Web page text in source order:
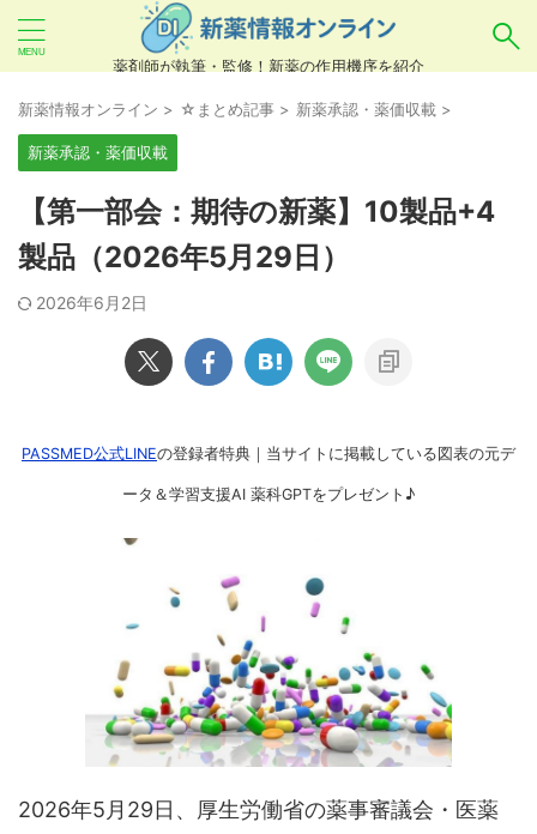
薬剤師が執筆・監修！新薬の作用機序を紹介
あいまい検索（例：ひらがな、誤字）には対応し
ていませんので、製品名・一般名・キーワードな
どをカタカナでご入力ください。
良い例：テセントリク
悪い例：てせんとりく テセンタリク
新薬情報オンライン > ☆まとめ記事 > 新薬承認・薬価収載 >
新薬承認・薬価収載
【第一部会：期待の新薬】10製品+4
製品（2026年5月29日）
2026年6月2日
PASSMED公式LINEの登録者特典｜当サイトに掲載している図表の元デ
ータ＆学習支援AI 薬科GPTをプレゼント♪
2026年5月29日、厚生労働省の薬事審議会・医薬